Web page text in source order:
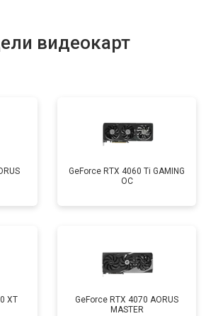
видеокарт
GeForce RTX 4060 Ti GAMING
OC
XT
GeForce RTX 4070 AORUS
MASTER